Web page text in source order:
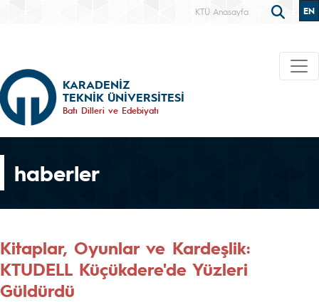
KTÜ Anasayfa EN
KARADENİZ
TEKNİK ÜNİVERSİTESİ
Batı Dilleri ve Edebiyatı
haberler
Kitaplar, Oyunlar ve Kardeşlik:
KTUDELL Küçükdere'de Yüzleri
Güldürdü